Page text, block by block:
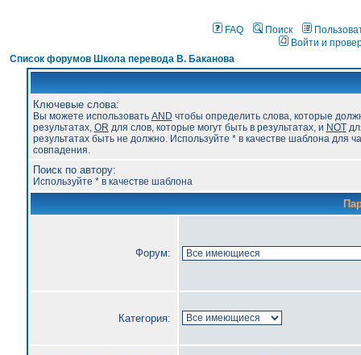
FAQ Поиск
Войти и
Список форумов Школа перевода В. Баканова
Ключевые слова:
Вы можете использовать AND чтобы определить слова, которые
результатах, OR для слов, которые могут быть в результатах, и NOT
результатах быть не должно. Используйте * в качестве шаблона для
совпадения.
Поиск по автору:
Используйте * в качестве шаблона
Форум:
Категория: